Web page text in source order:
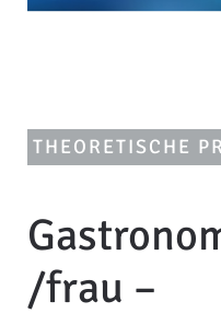
THEORETISCHE
/frau –